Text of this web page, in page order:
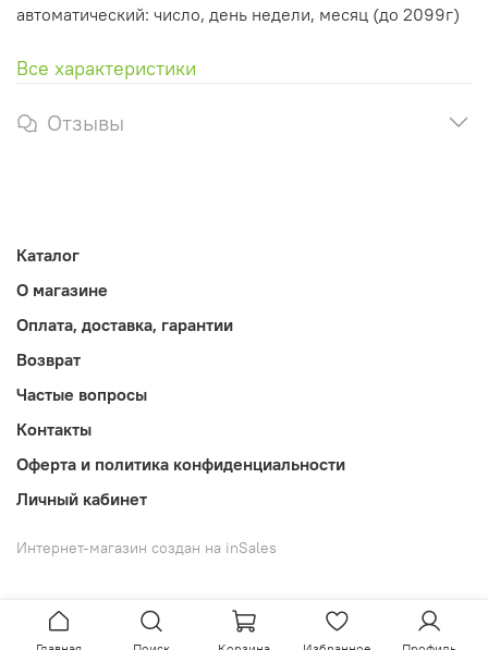
автоматический: число, день недели, месяц (до 2099г)
Все характеристики
Отзывы
Каталог
О магазине
Оплата, доставка, гарантии
Возврат
Частые вопросы
Контакты
Оферта и политика конфиденциальности
Личный кабинет
Интернет-магазин создан на inSales